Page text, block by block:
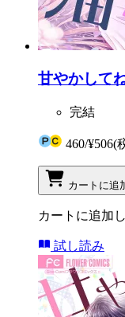
甘やかして
完結
460/¥506(
カートに追
カートに追加
試し読み